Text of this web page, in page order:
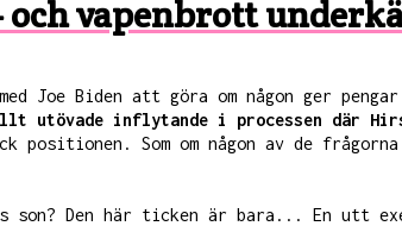
vapenbrott
Joe Biden att göra om någon ger
utövade inflytande i processen där
Som om någon av de frågorna
son? Den här ticken är bara... En utt